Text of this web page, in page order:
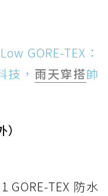
GORE-TEX：
， 雨天穿搭帥
GORE-TEX 防水